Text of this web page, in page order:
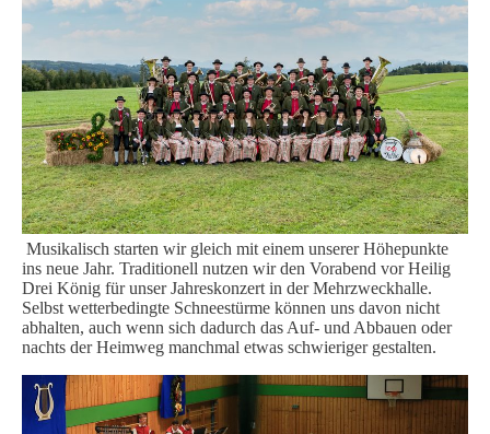
Musikalisch starten wir gleich mit einem unserer Höhepunkte
ins neue Jahr. Traditionell nutzen wir den Vorabend vor Heilig
Drei König für unser Jahreskonzert in der Mehrzweckhalle.
Selbst wetterbedingte Schneestürme können uns davon nicht
abhalten, auch wenn sich dadurch das Auf- und Abbauen oder
nachts der Heimweg manchmal etwas schwieriger gestalten.